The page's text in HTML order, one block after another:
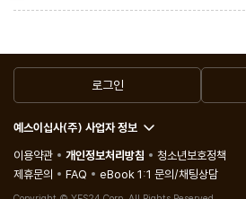
로그인
예스이십사(주) 사업자 정보
이용약관
개인정보처리방침
청소년보호정책
제휴문의
FAQ eBook 1:1 문의/채팅상담